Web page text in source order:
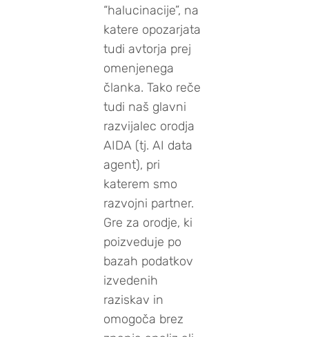
“halucinacije”, na
katere opozarjata
tudi avtorja prej
omenjenega
članka. Tako reče
tudi naš glavni
razvijalec orodja
AIDA (tj. AI data
agent), pri
katerem smo
razvojni partner.
Gre za orodje, ki
poizveduje po
bazah podatkov
izvedenih
raziskav in
omogoča brez